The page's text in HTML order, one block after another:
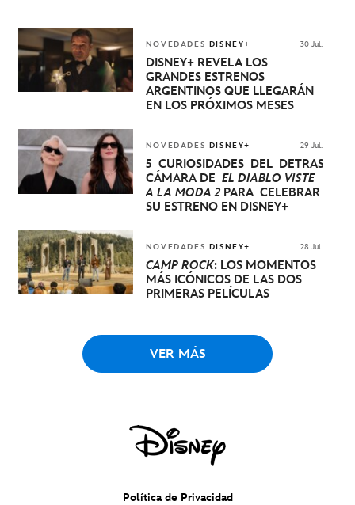
NOVEDADES DISNEY+ 30 Jul.
DISNEY+ REVELA LOS
GRANDES ESTRENOS
ARGENTINOS QUE LLEGARÁN
EN LOS PRÓXIMOS MESES
NOVEDADES DISNEY+ 29 Jul.
5 CURIOSIDADES DEL DETRÁS DE
CÁMARA DE EL DIABLO VISTE
A LA MODA 2PARA CELEBRAR
SU ESTRENO EN DISNEY+
NOVEDADES DISNEY+ 28 Jul.
CAMP ROCK: LOS MOMENTOS
MÁS ICÓNICOS DE LAS DOS
PRIMERAS PELÍCULAS
VER MÁS
Política de Privacidad